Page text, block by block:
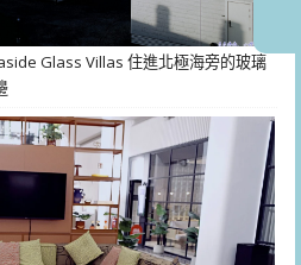
Glass Villas 住進北極海旁的玻璃